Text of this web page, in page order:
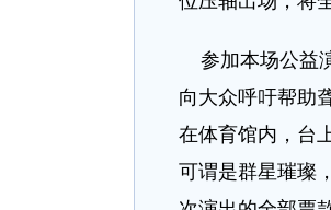
参加本场公益
向大众呼吁帮助
在体育馆内，台
可谓是群星璀璨